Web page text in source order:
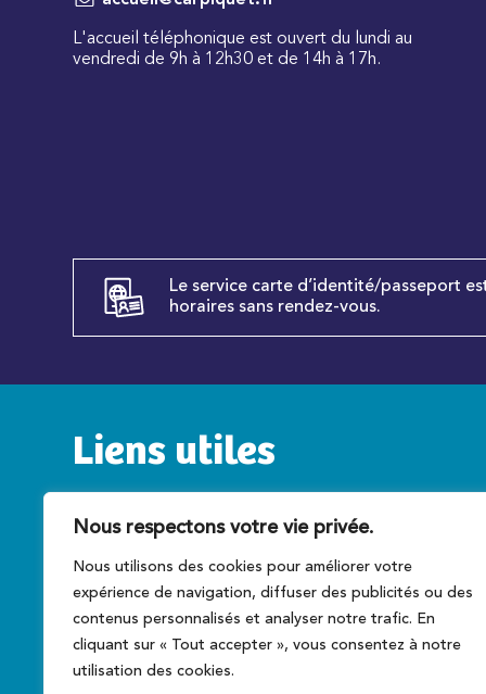
Nous respectons votre vie privée.
Nous utilisons des cookies pour améliorer votre
expérience de navigation, diffuser des publicités ou des
contenus personnalisés et analyser notre trafic. En
cliquant sur « Tout accepter », vous consentez à notre
utilisation des cookies.
L'accueil téléphonique est ouvert du lundi au
vendredi de 9h à 12h30 et de 14h à 17h.
Le service carte d’identité/passeport
horaires sans rendez-vous.
Liens utiles
Service public